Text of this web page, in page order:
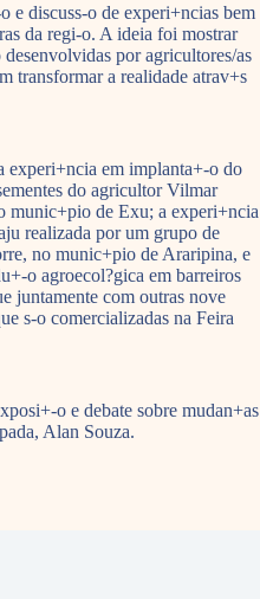
e discuss-o de experi+ncias bem
da regi-o. A ideia foi mostrar
por agricultores/as
transformar a realidade atrav+s
experi+ncia em implanta+-o do
do agricultor Vilmar
munic+pio de Exu; a experi+ncia
realizada por um grupo de
no munic+pio de Araripina, e
o agroecol?gica em barreiros
juntamente com outras nove
s-o comercializadas na Feira
o e debate sobre mudan+as
Alan Souza.